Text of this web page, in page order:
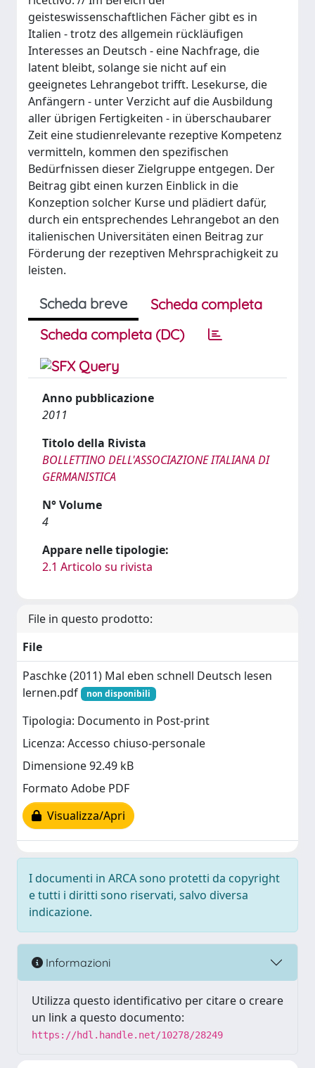
geisteswissenschaftlichen Fächer gibt es in
Italien - trotz des allgemein rückläufigen
Interesses an Deutsch - eine Nachfrage, die
latent bleibt, solange sie nicht auf ein
geeignetes Lehrangebot trifft. Lesekurse, die
Anfängern - unter Verzicht auf die Ausbildung
aller übrigen Fertigkeiten - in überschaubarer
Zeit eine studienrelevante rezeptive Kompetenz
vermitteln, kommen den spezifischen
Bedürfnissen dieser Zielgruppe entgegen. Der
Beitrag gibt einen kurzen Einblick in die
Konzeption solcher Kurse und plädiert dafür,
durch ein entsprechendes Lehrangebot an den
italienischen Universitäten einen Beitrag zur
Förderung der rezeptiven Mehrsprachigkeit zu
leisten.
Scheda breve
Scheda completa
Scheda completa (DC)
Anno pubblicazione
2011
Titolo della Rivista
BOLLETTINO DELL'ASSOCIAZIONE ITALIANA DI
GERMANISTICA
N° Volume
4
Appare nelle tipologie:
2.1 Articolo su rivista
File in questo prodotto:
File
Paschke (2011) Mal eben schnell Deutsch lesen
lernen.pdf
non disponibili
Tipologia: Documento in Post-print
Licenza: Accesso chiuso-personale
Dimensione 92.49 kB
Formato Adobe PDF
Visualizza/Apri
I documenti in ARCA sono protetti da copyright
e tutti i diritti sono riservati, salvo diversa
indicazione.
Informazioni
Utilizza questo identificativo per citare o creare
un link a questo documento:
https://hdl.handle.net/10278/28249